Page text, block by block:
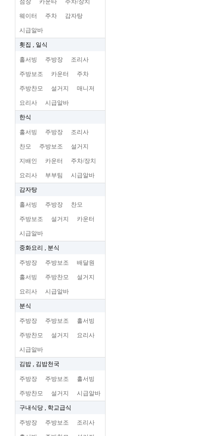
점장 카운타 주차/장치
웨이터 주차 감자탕
시급알바
횟집 , 일식
홀서빙 주방장 조리사
주방보조 카운터 주차
주방찬모 설거지 매니저
요리사 시급알바
한식
홀서빙 주방장 조리사
찬모 주방보조 설거지
지배인 카운터 주차/장치
요리사 부부팀 시급알바
감자탕
홀서빙 주방장 찬모
주방보조 설거지 카운터
시급알바
중화요리 , 분식
주방장 주방보조 배달원
홀서빙 주방찬모 설거지
요리사 시급알바
분식
주방장 주방보조 홀서빙
주방찬모 설거지 요리사
시급알바
김밥 , 김밥천국
주방장 주방보조 홀서빙
주방찬모 설거지 시급알바
구내식당 , 학교급식
주방장 주방보조 조리사